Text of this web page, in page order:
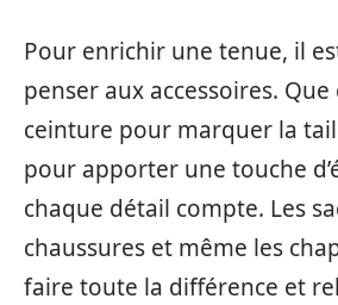
Pour enrichir une tenue, il
penser aux accessoires.
ceinture pour marquer la
pour apporter une touche
chaque détail compte. Les
chaussures et même les
faire toute la différence et